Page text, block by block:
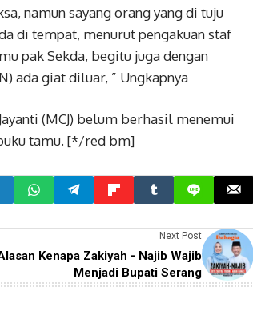
namun sayang orang yang di tuju
di tempat, menurut pengakuan staf
pak Sekda, begitu juga dengan
ada giat diluar, ” Ungkapnya
(MCJ) belum berhasil menemui
tamu. [*/red bm]
Next Post
Kenapa Zakiyah - Najib Wajib
Menjadi Bupati Serang